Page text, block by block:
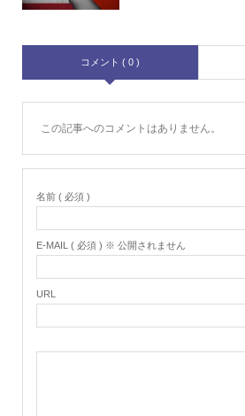
コメント ( 0 )
この記事へのコメントはありません。
名前 ( 必須 )
E-MAIL ( 必須 ) ※ 公開されません
URL